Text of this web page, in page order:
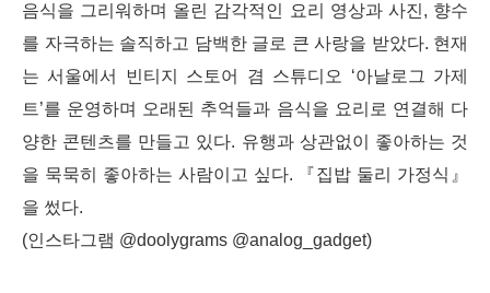
음식을 그리워하며 올린 감각적인 요리 영상과 사진, 향수
를 자극하는 솔직하고 담백한 글로 큰 사랑을 받았다. 현재
는 서울에서 빈티지 스토어 겸 스튜디오 ‘아날로그 가제
트’를 운영하며 오래된 추억들과 음식을 요리로 연결해 다
양한 콘텐츠를 만들고 있다. 유행과 상관없이 좋아하는 것
을 묵묵히 좋아하는 사람이고 싶다. 『집밥 둘리 가정식』
을 썼다.
(인스타그램 @doolygrams @analog_gadget)